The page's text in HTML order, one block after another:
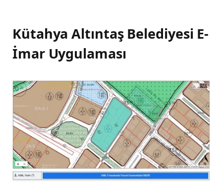
Kütahya Altıntaş Belediyesi E-
İmar Uygulaması